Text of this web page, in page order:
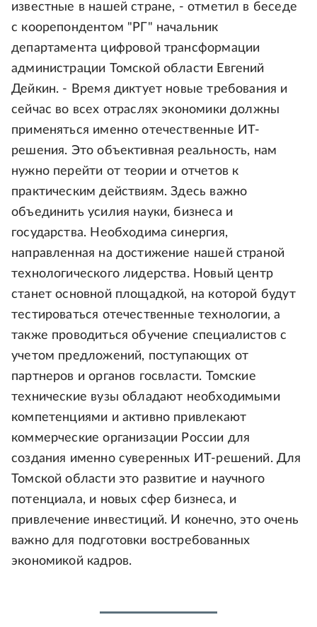
известные в нашей стране, - отметил в беседе
с коорепондентом "РГ" начальник
департамента цифровой трансформации
администрации Томской области Евгений
Дейкин. - Время диктует новые требования и
сейчас во всех отраслях экономики должны
применяться именно отечественные ИТ-
решения. Это объективная реальность, нам
нужно перейти от теории и отчетов к
практическим действиям. Здесь важно
объединить усилия науки, бизнеса и
государства. Необходима синергия,
направленная на достижение нашей страной
технологического лидерства. Новый центр
станет основной площадкой, на которой будут
тестироваться отечественные технологии, а
также проводиться обучение специалистов с
учетом предложений, поступающих от
партнеров и органов госвласти. Томские
технические вузы обладают необходимыми
компетенциями и активно привлекают
коммерческие организации России для
создания именно суверенных ИТ-решений. Для
Томской области это развитие и научного
потенциала, и новых сфер бизнеса, и
привлечение инвестиций. И конечно, это очень
важно для подготовки востребованных
экономикой кадров.